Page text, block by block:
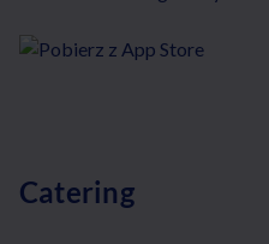
Catering